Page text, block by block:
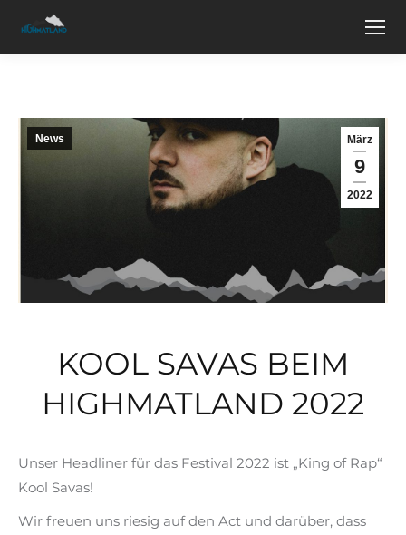
März
9
2022
News
KOOL SAVAS BEIM
HIGHMATLAND 2022
Unser Headliner für das Festival 2022 ist „King of Rap“
Kool Savas!
Wir freuen uns riesig auf den Act und darüber, dass